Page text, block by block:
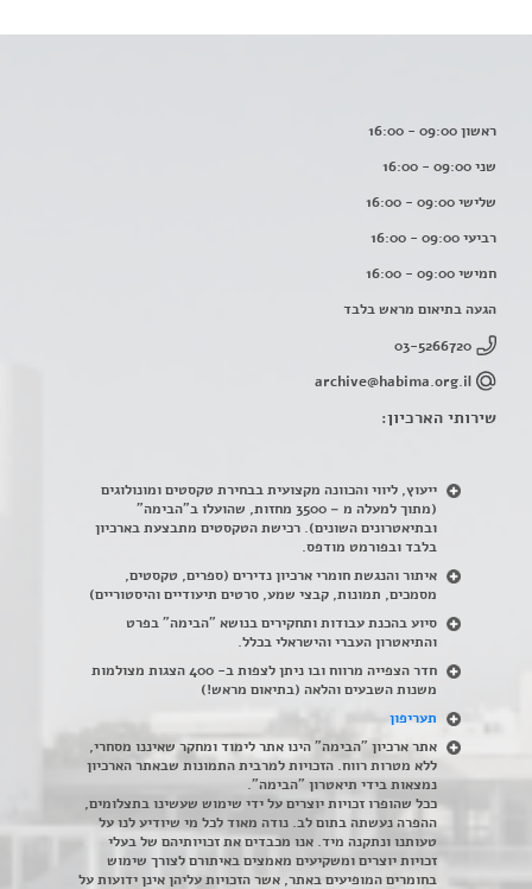
ראשון 09:00 - 16:00
שני 09:00 - 16:00
שלישי 09:00 - 16:00
רביעי 09:00 - 16:00
חמישי 09:00 - 16:00
הגעה בתיאום מראש בלבד
03-5266720
archive@habima.org.il
שירותי הארכיון:
ייעוץ, ליווי והכוונה מקצועית בבחירת טקסטים ומונולוגים
(מתוך למעלה מ – 3500 מחזות, שהועלו ב"הבימה"
ובתיאטרונים השונים). רכישת הטקסטים מתבצעת בארכיון
בלבד ובפורמט מודפס.
איתור והנגשת חומרי ארכיון נדירים (ספרים, טקסטים,
מסמכים, תמונות, קבצי שמע, סרטים תיעודיים והיסטוריים)
סיוע בהכנת עבודות ותחקירים בנושא "הבימה" בפרט
והתיאטרון העברי והישראלי בכלל.
חדר הצפייה מרווח ובו ניתן לצפות ב- 400 הצגות מצולמות
משנות השבעים והלאה (בתיאום מראש!)
תעריפון
אתר ארכיון "הבימה" הינו אתר לימוד ומחקר שאיננו מסחרי,
ללא מטרות רווח. הזכויות למרבית התמונות שבאתר הארכיון
נמצאות בידי תיאטרון "הבימה".
ככל שהופרו זכויות יוצרים על ידי שימוש שעשינו בתצלומים,
ההפרה נעשתה בתום לב. נודה מאוד לכל מי שיודיע לנו על
טעותנו ונתקנה מיד. אנו מכבדים את זכויותיהם של בעלי
זכויות יוצרים ומשקיעים מאמצים באיתורם לצורך שימוש
בחומרים המופיעים באתר, אשר הזכויות עליהן אינן ידועות על